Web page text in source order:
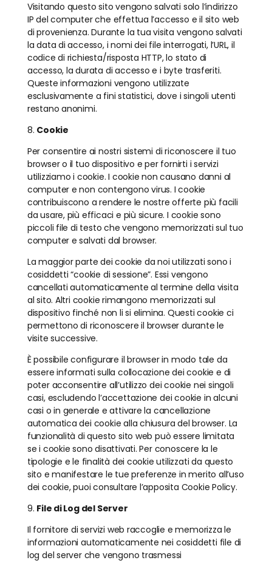
Visitando questo sito vengono salvati solo l’indirizzo
IP del computer che effettua l’accesso e il sito web
di provenienza. Durante la tua visita vengono salvati
la data di accesso, i nomi dei file interrogati, l’URL, il
codice di richiesta/risposta HTTP, lo stato di
accesso, la durata di accesso e i byte trasferiti.
Queste informazioni vengono utilizzate
esclusivamente a fini statistici, dove i singoli utenti
restano anonimi.
8. Cookie
Per consentire ai nostri sistemi di riconoscere il tuo
browser o il tuo dispositivo e per fornirti i servizi
utilizziamo i cookie. I cookie non causano danni al
computer e non contengono virus. I cookie
contribuiscono a rendere le nostre offerte più facili
da usare, più efficaci e più sicure. I cookie sono
piccoli file di testo che vengono memorizzati sul tuo
computer e salvati dal browser.
La maggior parte dei cookie da noi utilizzati sono i
cosiddetti “cookie di sessione”. Essi vengono
cancellati automaticamente al termine della visita
al sito. Altri cookie rimangono memorizzati sul
dispositivo finché non li si elimina. Questi cookie ci
permettono di riconoscere il browser durante le
visite successive.
È possibile configurare il browser in modo tale da
essere informati sulla collocazione dei cookie e di
poter acconsentire all’utilizzo dei cookie nei singoli
casi, escludendo l’accettazione dei cookie in alcuni
casi o in generale e attivare la cancellazione
automatica dei cookie alla chiusura del browser. La
funzionalità di questo sito web può essere limitata
se i cookie sono disattivati. Per conoscere la le
tipologie e le finalità dei cookie utilizzati da questo
sito e manifestare le tue preferenze in merito all’uso
dei cookie, puoi consultare l’apposita Cookie Policy.
9. File di Log del Server
Il fornitore di servizi web raccoglie e memorizza le
informazioni automaticamente nei cosiddetti file di
log del server che vengono trasmessi